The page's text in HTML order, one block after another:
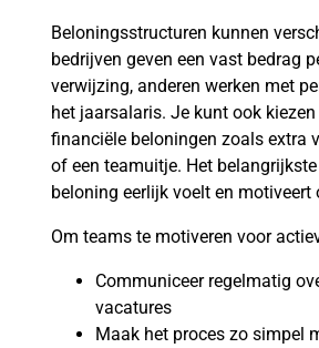
Beloningsstructuren kunnen
bedrijven geven een vast bedrag
verwijzing, anderen werken met
het jaarsalaris. Je kunt ook
financiële beloningen zoals extra
of een teamuitje. Het
beloning eerlijk voelt en motiveert
Om teams te motiveren voor
Communiceer regelmatig
vacatures
Maak het proces zo simpel